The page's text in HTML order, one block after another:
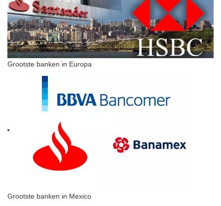
Grootste banken in Europa
Grootste banken in Mexico